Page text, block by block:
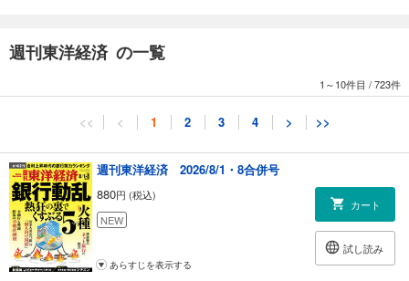
●生コンが来ない！建設現場の悲痛な叫び
など
週刊東洋経済 の一覧
1～10件目 /723件
<< < 1 2 3 4 > >>
週刊東洋経済 2026/8/1・8合併号
880円 (税込)
NEW
カート
試し読み
あらすじを表示する